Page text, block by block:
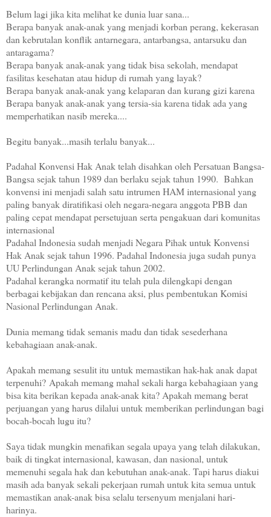
Belum lagi jika kita melihat ke dunia luar sana...
Berapa banyak anak-anak yang menjadi korban perang, kekerasan
dan kebrutalan konflik antarnegara, antarbangsa, antarsuku dan
antaragama?
Berapa banyak anak-anak yang tidak bisa sekolah, mendapat
fasilitas kesehatan atau hidup di rumah yang layak?
Berapa banyak anak-anak yang kelaparan dan kurang gizi karena
Berapa banyak anak-anak yang tersia-sia karena tidak ada yang
memperhatikan nasib mereka....
Begitu banyak...masih terlalu banyak...
Padahal Konvensi Hak Anak telah disahkan oleh Persatuan Bangsa-
Bangsa sejak tahun 1989 dan berlaku sejak tahun 1990. Bahkan
konvensi ini menjadi salah satu intrumen HAM internasional yang
paling banyak diratifikasi oleh negara-negara anggota PBB dan
paling cepat mendapat persetujuan serta pengakuan dari komunitas
internasional
Padahal Indonesia sudah menjadi Negara Pihak untuk Konvensi
Hak Anak sejak tahun 1996. Padahal Indonesia juga sudah punya
UU Perlindungan Anak sejak tahun 2002.
Padahal kerangka normatif itu telah pula dilengkapi dengan
berbagai kebijakan dan rencana aksi, plus pembentukan Komisi
Nasional Perlindungan Anak.
Dunia memang tidak semanis madu dan tidak sesederhana
kebahagiaan anak-anak.
Apakah memang sesulit itu untuk memastikan hak-hak anak dapat
terpenuhi? Apakah memang mahal sekali harga kebahagiaan yang
bisa kita berikan kepada anak-anak kita? Apakah memang berat
perjuangan yang harus dilalui untuk memberikan perlindungan bagi
bocah-bocah lugu itu?
Saya tidak mungkin menafikan segala upaya yang telah dilakukan,
baik di tingkat internasional, kawasan, dan nasional, untuk
memenuhi segala hak dan kebutuhan anak-anak. Tapi harus diakui
masih ada banyak sekali pekerjaan rumah untuk kita semua untuk
memastikan anak-anak bisa selalu tersenyum menjalani hari-
harinya.